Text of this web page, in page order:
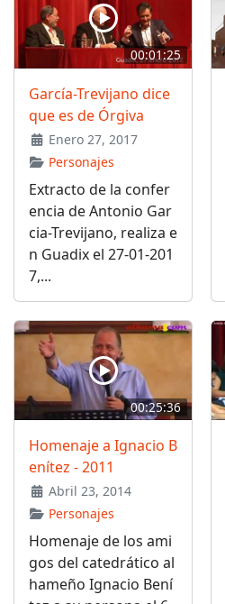
00:01:25
García-Trevijano dice
que es de Órgiva
Enero 27, 2017
Personajes
Extracto de la confer
encia de Antonio Gar
cia-Trevijano, realiza e
n Guadix el 27-01-201
7,...
00:25:36
Homenaje a Ignacio B
enítez - 2011
Abril 23, 2014
Personajes
Homenaje de los ami
gos del catedrático al
hameño Ignacio Bení